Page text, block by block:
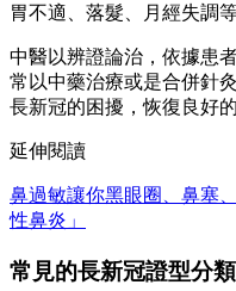
胃不適、落髮、月經失調等
中醫以辨證論治，依據患
常以中藥治療或是合併針
長新冠的困擾，恢復良好
延伸閱讀
鼻過敏讓你黑眼圈、鼻塞
性鼻炎」
常見的長新冠證型分類